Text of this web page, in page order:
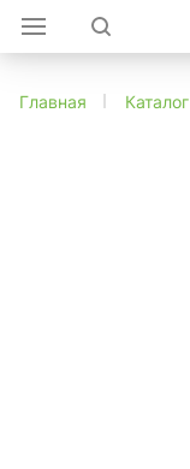
Главная Каталог